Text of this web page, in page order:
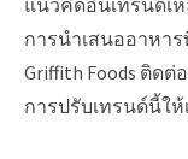
แนวคิดอินเทรนด์เ
การนำเสนออาหา
Griffith Foods ติดต่
การปรับเทรนด์นี้